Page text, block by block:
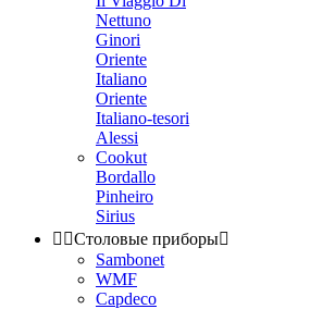
Nettuno
Ginori
Oriente
Italiano
Oriente
Italiano-tesori
Alessi
Cookut
Bordallo
Pinheiro
Sirius
 Столовые приборы
Sambonet
WMF
Capdeco